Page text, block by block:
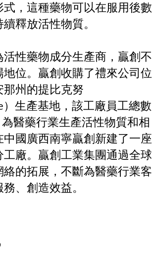
式，這種藥物可以在服用後數
釋放活性物質。
性藥物成分生產商，贏創不
地位。贏創收購了禮來公司位
州的提比克努
）生產基地，該工廠員工總數
醫藥行業生產活性物質和相
中國廣西南寧贏創新建了一座
廠。贏創工業集團通過全球
的拓展，不斷為醫藥行業客
、創造效益。